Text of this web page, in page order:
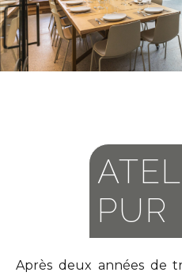
PUR
Après deux années de